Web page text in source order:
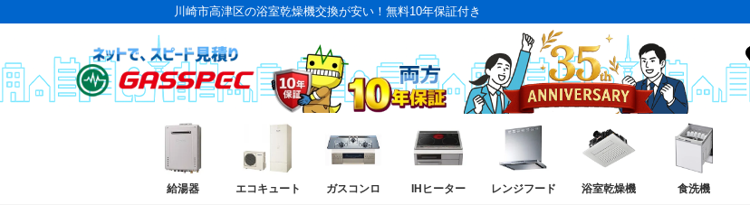
川崎市高津区の浴室乾燥機交換が安い！無料10年保証付き
給湯器 エコキュート ガスコンロ IHヒーター レンジフード 浴室乾燥機 食洗機